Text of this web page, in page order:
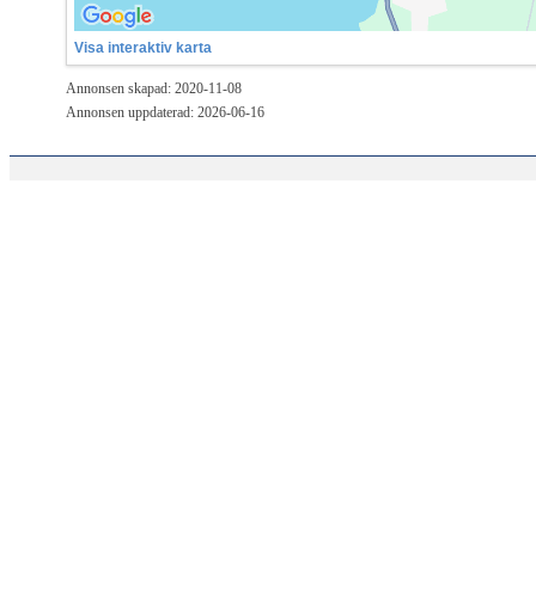
Visa interaktiv karta
Annonsen skapad: 2020-11-08
Annonsen uppdaterad: 2026-06-16